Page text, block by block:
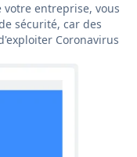
entreprise, vous
sécurité, car des
Coronavirus